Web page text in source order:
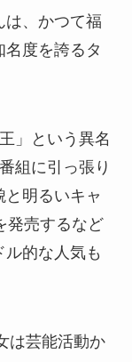
は、かつて福
度を誇るタ
」という異名
組に引っ張り
明るいキャ
発売するなど
的な人気も
は芸能活動か